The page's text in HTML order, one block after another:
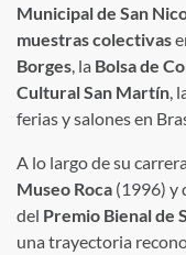
Municipal de San
muestras colectivas
Borges, la Bolsa de
Cultural San Martín,
ferias y salones en
A lo largo de su
Museo Roca (1996) y
del Premio Bienal de
una trayectoria